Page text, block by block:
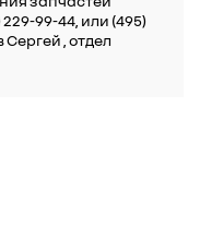
99-44, или (495)
, отдел